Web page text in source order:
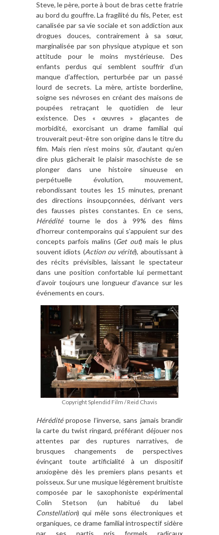
Steve, le père, porte à bout de bras cette fratrie
au bord du gouffre. La fragilité du fils, Peter, est
canalisée par sa vie sociale et son addiction aux
drogues douces, contrairement à sa sœur,
marginalisée par son physique atypique et son
attitude pour le moins mystérieuse. Des
enfants perdus qui semblent souffrir d’un
manque d’affection, perturbée par un passé
lourd de secrets. La mère, artiste borderline,
soigne ses névroses en créant des maisons de
poupées retraçant le quotidien de leur
existence. Des « œuvres » glaçantes de
morbidité, exorcisant un drame familial qui
trouverait peut-être son origine dans le titre du
film. Mais rien n’est moins sûr, d’autant qu’en
dire plus gâcherait le plaisir masochiste de se
plonger dans une histoire sinueuse en
perpétuelle évolution, mouvement,
rebondissant toutes les 15 minutes, prenant
des directions insoupçonnées, dérivant vers
des fausses pistes constantes. En ce sens,
Héréditétourne le dos à 99% des films
d’horreur contemporains qui s’appuient sur des
concepts parfois malins (Get out) mais le plus
souvent idiots (Action ou vérité), aboutissant à
des récits prévisibles, laissant le spectateur
dans une position confortable lui permettant
d’avoir toujours une longueur d’avance sur les
événements en cours.
Copyright Splendid Film / Reid Chavis
Héréditépropose l’inverse, sans jamais brandir
la carte du twist ringard, préférant déjouer nos
attentes par des ruptures narratives, de
brusques changements de perspectives
évinçant toute artificialité à un dispositif
anxiogène dès les premiers plans pesants et
poisseux. Sur une musique légèrement bruitiste
composée par le saxophoniste expérimental
Colin Stetson (un habitué du label
Constellation) qui mêle sons électroniques et
organiques, ce drame familial introspectif sidère